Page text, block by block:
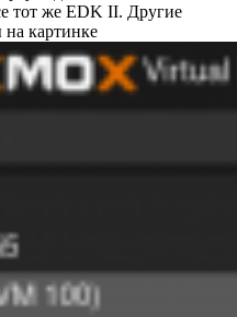
тот же EDK II. Другие
картинке